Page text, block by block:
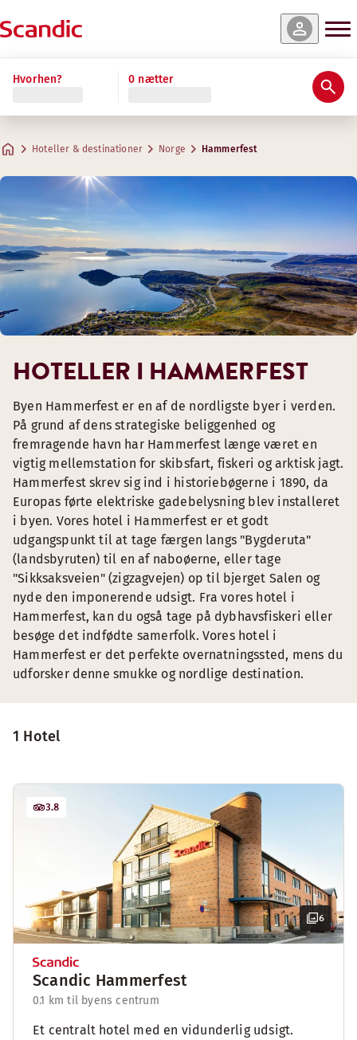
Hvorhen? 0 nætter
Hoteller & destinationer Norge Hammerfest
1 Hotel
6
3.8
Scandic Hammerfest
0.1 km til byens centrum
Et centralt hotel med en vidunderlig udsigt.
HOTELLER I HAMMERFEST
Byen Hammerfest er en af de nordligste byer i verden.
På grund af dens strategiske beliggenhed og
fremragende havn har Hammerfest længe været en
vigtig mellemstation for skibsfart, fiskeri og arktisk jagt.
Hammerfest skrev sig ind i historiebøgerne i 1890, da
Europas førte elektriske gadebelysning blev installeret
i byen. Vores hotel i Hammerfest er et godt
udgangspunkt til at tage færgen langs "Bygderuta"
(landsbyruten) til en af naboøerne, eller tage
"Sikksaksveien" (zigzagvejen) op til bjerget Salen og
nyde den imponerende udsigt. Fra vores hotel i
Hammerfest, kan du også tage på dybhavsfiskeri eller
besøge det indfødte samerfolk. Vores hotel i
Hammerfest er det perfekte overnatningssted, mens du
udforsker denne smukke og nordlige destination.